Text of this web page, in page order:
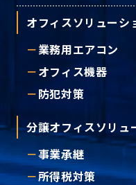
オフィスソリューシ
業務用エアコン
オフィス機器
防犯対策
分譲オフィスソリュ
事業承継
所得税対策